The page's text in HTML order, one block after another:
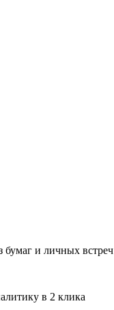
бумаг и личных встреч
в 2 клика